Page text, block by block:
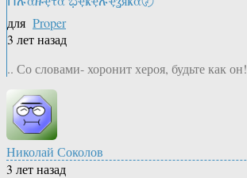
для Proper
3 лет назад
.. Со словами- хоронит хероя, будьте как он!
Николай Соколов
3 лет назад